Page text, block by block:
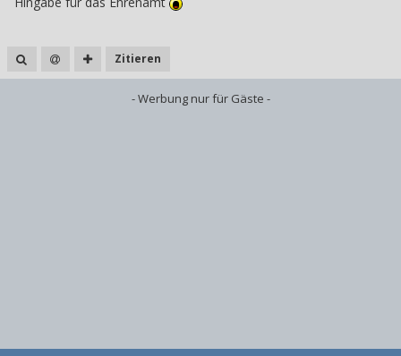
Zitieren
- Werbung nur für Gäste -